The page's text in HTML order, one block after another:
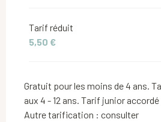
Tarif réduit
5,50 €
Gratuit pour les moins de 4 ans.
aux 4 - 12 ans. Tarif junior accordé
Autre tarification : consulter